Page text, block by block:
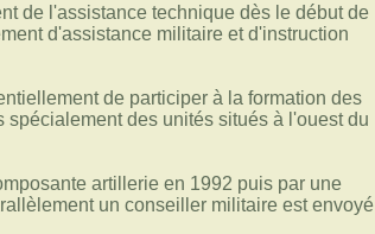
de l'assistance technique dès le début de
d'assistance militaire et d'instruction
de participer à la formation des
des unités situés à l'ouest du
artillerie en 1992 puis par une
un conseiller militaire est envoyé